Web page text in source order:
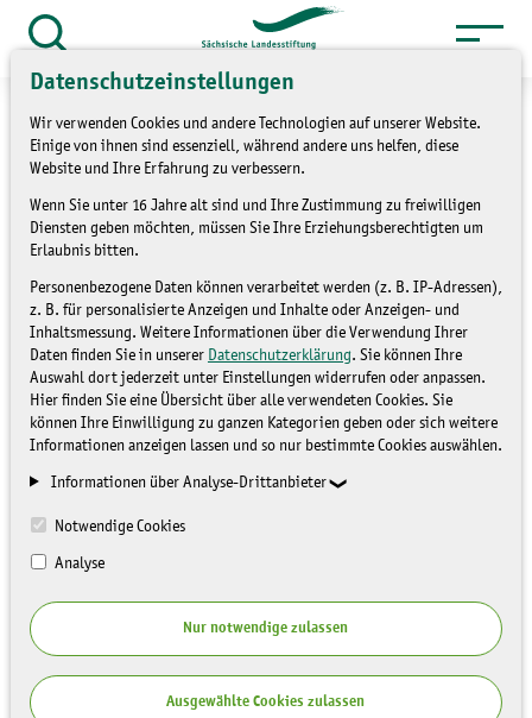
Datenschutzeinstellungen
Wir verwenden Cookies und andere Technologien auf unserer Website.
Einige von ihnen sind essenziell, während andere uns helfen, diese
Website und Ihre Erfahrung zu verbessern.
Wenn Sie unter 16 Jahre alt sind und Ihre Zustimmung zu freiwilligen
Diensten geben möchten, müssen Sie Ihre Erziehungsberechtigten um
Erlaubnis bitten.
Personenbezogene Daten können verarbeitet werden (z. B. IP-Adressen),
z. B. für personalisierte Anzeigen und Inhalte oder Anzeigen- und
Inhaltsmessung. Weitere Informationen über die Verwendung Ihrer
Daten finden Sie in unserer Datenschutzerklärung. Sie können Ihre
Auswahl dort jederzeit unter Einstellungen widerrufen oder anpassen.
Hier finden Sie eine Übersicht über alle verwendeten Cookies. Sie
können Ihre Einwilligung zu ganzen Kategorien geben oder sich weitere
Informationen anzeigen lassen und so nur bestimmte Cookies auswählen.
Informationen über Analyse-Drittanbieter
Notwendige Cookies
Analyse
Nur notwendige zulassen
Ausgewählte Cookies zulassen
Zum
Inhalt
springen
öffnen
Service » Presse und Medien
» Pressemitteilungen
"Nachhaltiger Umgang mit
unseren Ressourcen"
PRESSEMITTEILUNGEN